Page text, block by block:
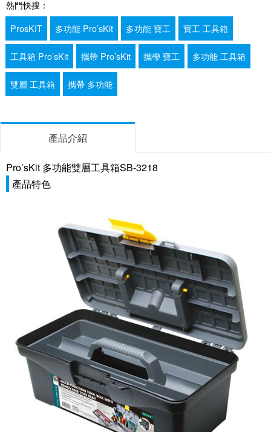
熱門快搜：
ProsKIT
多功能 Pro’sKit 多功能 寶工 寶工 工具箱
工具箱 Pro’sKit 攜帶 Pro’sKit 攜帶 寶工 多功能 工具箱
雙層 工具箱 攜帶 多功能
產品介紹
Pro’sKit 多功能雙層工具箱SB-3218
產品特色